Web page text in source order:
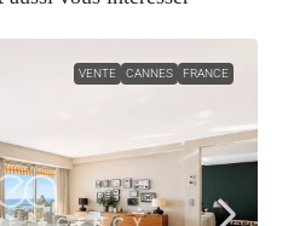
VENTE CANNES FRANCE